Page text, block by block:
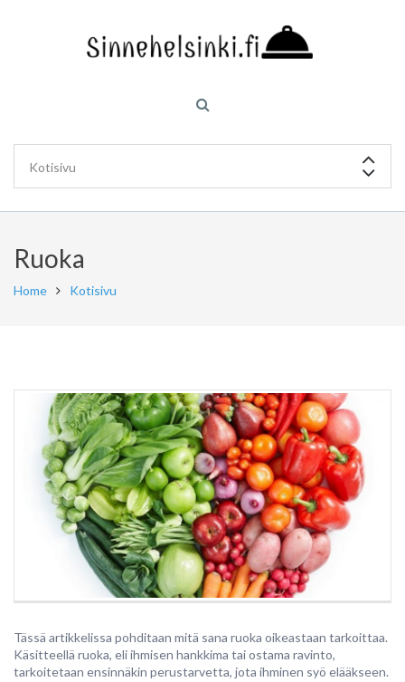
Ruoka
Home Kotisivu
Tässä artikkelissa pohditaan mitä sana ruoka oikeastaan tarkoittaa.
Käsitteellä ruoka, eli ihmisen hankkima tai ostama ravinto,
tarkoitetaan ensinnäkin perustarvetta, jota ihminen syö elääkseen.